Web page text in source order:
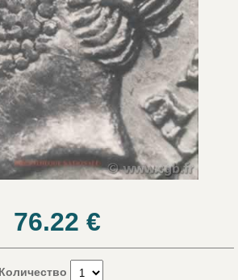
76.22 €
Количество